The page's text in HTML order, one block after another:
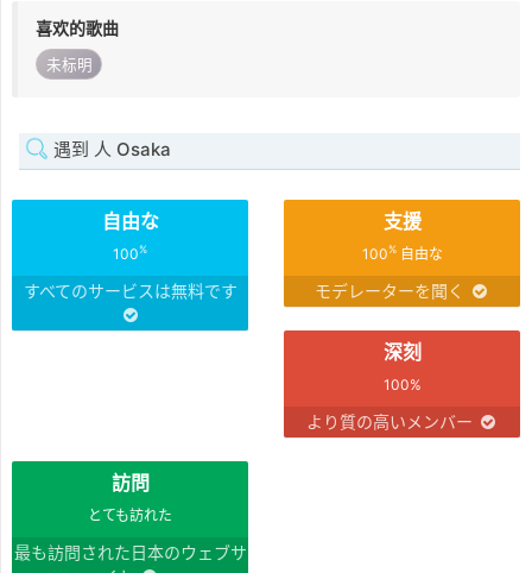
喜欢的歌曲
未标明
遇到 人 Osaka
自由な
100%
すべてのサービスは無料です
支援
100%自由な
モデレーターを聞く
深刻
100%
より質の高いメンバー
訪問
とても訪れた
最も訪問された日本のウェブサ